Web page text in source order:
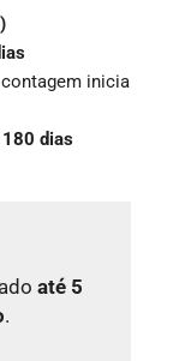
inicia
180 dias
até 5
.